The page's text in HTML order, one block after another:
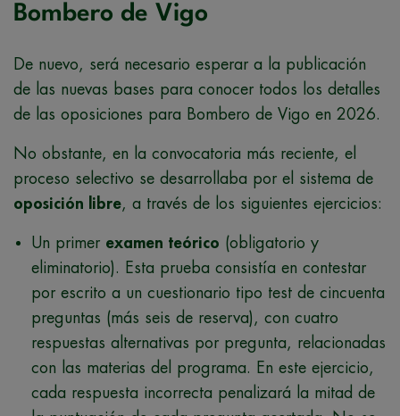
Bombero de Vigo
De nuevo, será necesario esperar a la publicación
de las nuevas bases para conocer todos los detalles
de las oposiciones para Bombero de Vigo en 2026.
No obstante, en la convocatoria más reciente, el
proceso selectivo se desarrollaba por el sistema de
oposición libre, a través de los siguientes ejercicios:
Un primer examen teórico (obligatorio y
eliminatorio). Esta prueba consistía en contestar
por escrito a un cuestionario tipo test de cincuenta
preguntas (más seis de reserva), con cuatro
respuestas alternativas por pregunta, relacionadas
con las materias del programa. En este ejercicio,
cada respuesta incorrecta penalizará la mitad de